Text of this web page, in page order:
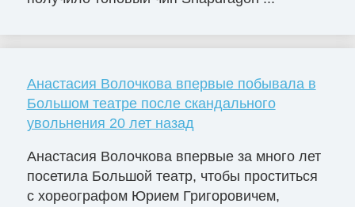
Анастасия Волочкова впервые побывала в
Большом театре после скандального
увольнения 20 лет назад
Анастасия Волочкова впервые за много лет
посетила Большой театр, чтобы проститься
с хореографом Юрием Григоровичем,